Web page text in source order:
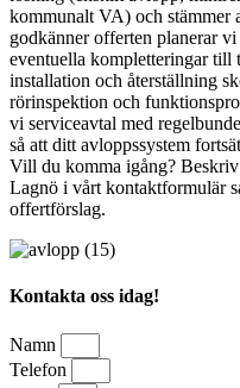
kommunalt VA) och stämmer
godkänner offerten planerar
eventuella kompletteringar till
installation och återställning
rörinspektion och
vi serviceavtal med
så att ditt avloppssystem
Vill du komma igång?
Lagnö i vårt kontaktformulär
offertförslag.
Kontakta oss idag!
Namn
Telefon